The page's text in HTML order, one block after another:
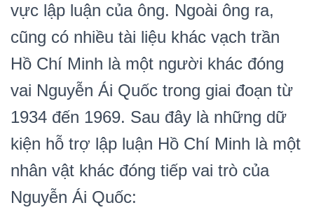
vực lập luận của ông. Ngoài ông ra,
cũng có nhiều tài liệu khác vạch trần
Hồ Chí Minh là một người khác đóng
vai Nguyễn Ái Quốc trong giai đoạn từ
1934 đến 1969. Sau đây là những dữ
kiện hỗ trợ lập luận Hồ Chí Minh là một
nhân vật khác đóng tiếp vai trò của
Nguyễn Ái Quốc: